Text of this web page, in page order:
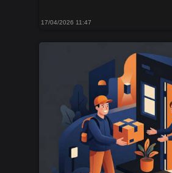
17/04/2026 11:47